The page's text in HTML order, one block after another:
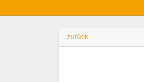
zurück